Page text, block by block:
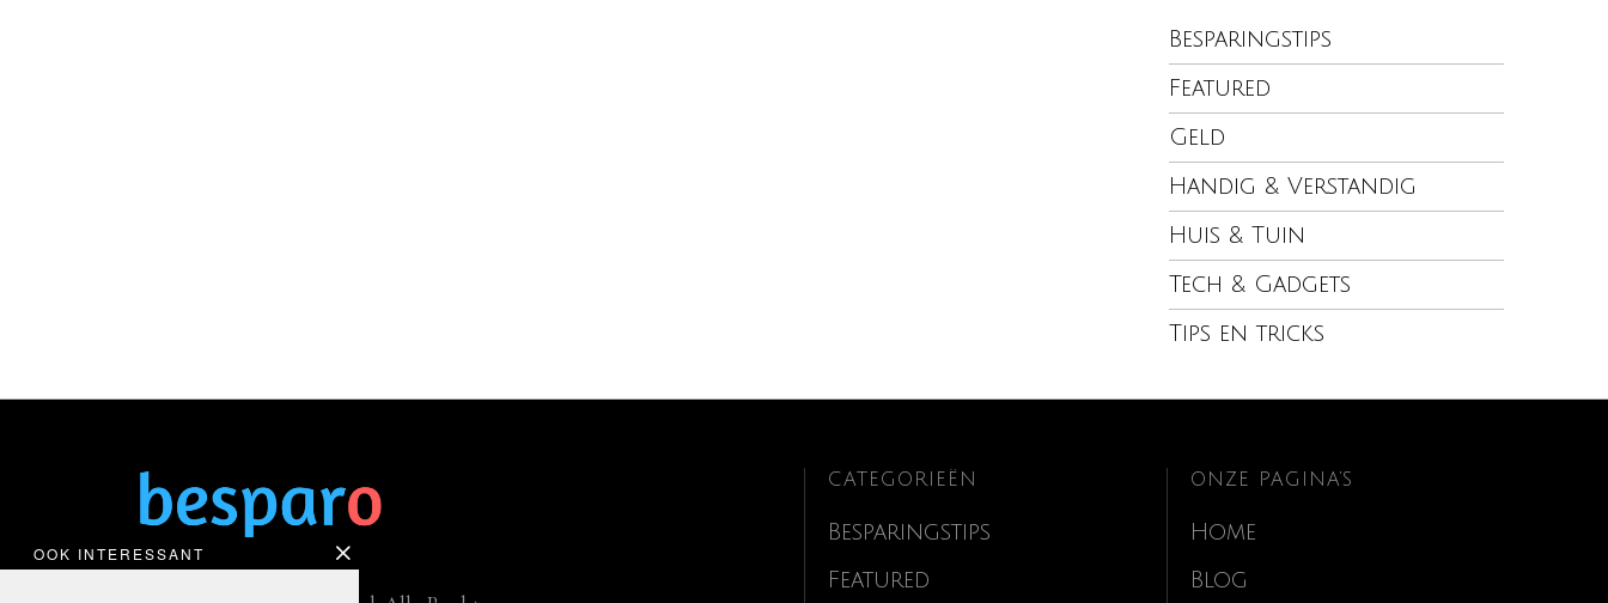
Besparingstips
Featured
Geld
Handig & Verstandig
Huis & Tuin
Tech & Gadgets
Tips en tricks
OOK INTERESSANT
CATEGORIEËN
Besparingstips
Featured
ONZE PAGINA’S
Home
Blog